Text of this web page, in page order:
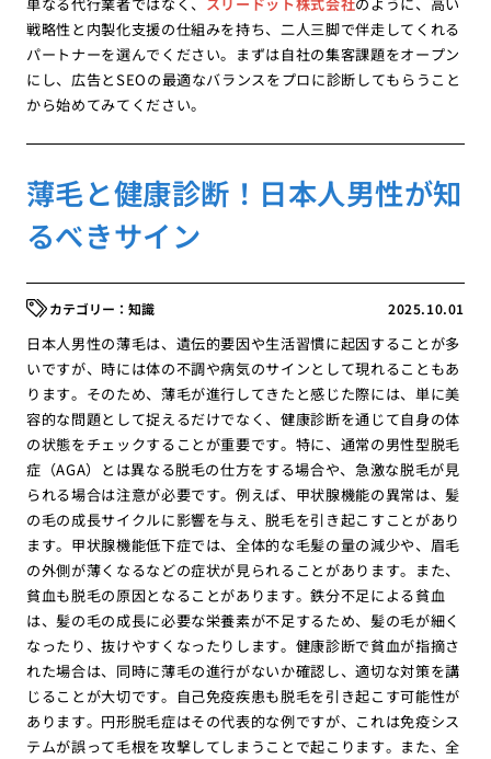
戦略性と内製化支援の仕組みを持ち、二人三脚で伴走してくれる
パートナーを選んでください。まずは自社の集客課題をオープン
にし、広告とSEOの最適なバランスをプロに診断してもらうこと
から始めてみてください。
薄毛と健康診断！日本人男性が知
るべきサイン
2025.10.01
知識
日本人男性の薄毛は、遺伝的要因や生活習慣に起因することが多
いですが、時には体の不調や病気のサインとして現れることもあ
ります。そのため、薄毛が進行してきたと感じた際には、単に美
容的な問題として捉えるだけでなく、健康診断を通じて自身の体
の状態をチェックすることが重要です。特に、通常の男性型脱毛
症（AGA）とは異なる脱毛の仕方をする場合や、急激な脱毛が見
られる場合は注意が必要です。例えば、甲状腺機能の異常は、髪
の毛の成長サイクルに影響を与え、脱毛を引き起こすことがあり
ます。甲状腺機能低下症では、全体的な毛髪の量の減少や、眉毛
の外側が薄くなるなどの症状が見られることがあります。また、
貧血も脱毛の原因となることがあります。鉄分不足による貧血
は、髪の毛の成長に必要な栄養素が不足するため、髪の毛が細く
なったり、抜けやすくなったりします。健康診断で貧血が指摘さ
れた場合は、同時に薄毛の進行がないか確認し、適切な対策を講
じることが大切です。自己免疫疾患も脱毛を引き起こす可能性が
あります。円形脱毛症はその代表的な例ですが、これは免疫シス
テムが誤って毛根を攻撃してしまうことで起こります。また、全